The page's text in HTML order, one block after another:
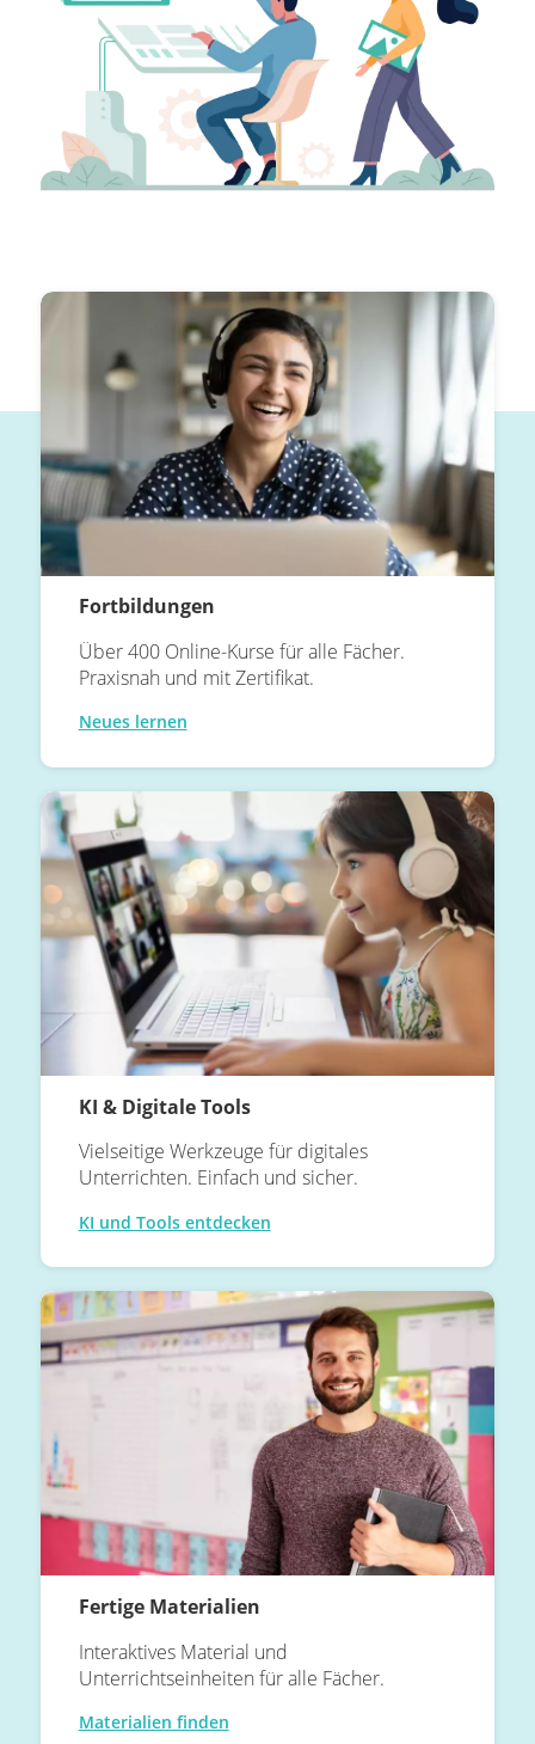
Fortbildungen
Über 400 Online-Kurse für alle Fächer.
Praxisnah und mit Zertifikat.
Neues lernen
KI & Digitale Tools
Vielseitige Werkzeuge für digitales
Unterrichten. Einfach und sicher.
KI und Tools entdecken
Fertige Materialien
Interaktives Material und
Unterrichtseinheiten für alle Fächer.
Materialien finden